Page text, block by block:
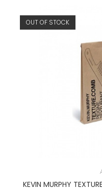
OUT OF STOCK
KEVIN MURPHY